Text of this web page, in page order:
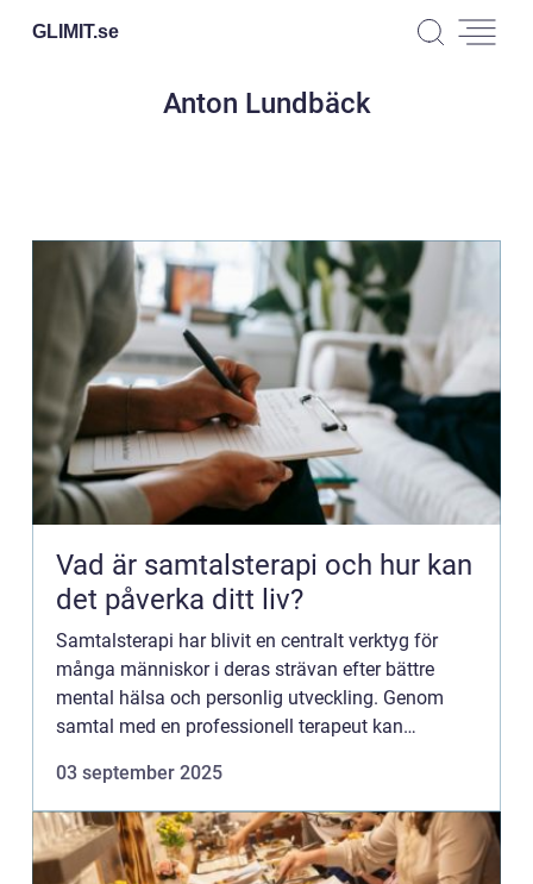
GLIMIT.se
Anton Lundbäck
Vad är samtalsterapi och hur kan
det påverka ditt liv?
Samtalsterapi har blivit en centralt verktyg för
många människor i deras strävan efter bättre
mental hälsa och personlig utveckling. Genom
samtal med en professionell terapeut kan
03 september 2025